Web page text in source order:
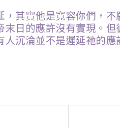
，其實他是寬容你們，
日的應許沒有實現。
沉淪並不是遲延祂的